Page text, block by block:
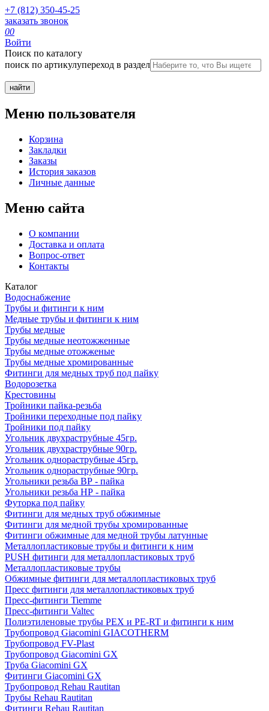
+7 (812) 350-45-25
заказать звонок
00
Войти
Поиск по каталогу
поиск по артикулупереход в раздел
Меню пользователя
Корзина
Закладки
Заказы
История заказов
Личные данные
Меню сайта
О компании
Доставка и оплата
Вопрос-ответ
Контакты
Каталог
Водоснабжение
Трубы и фитинги к ним
Медные трубы и фитинги к ним
Трубы медные
Трубы медные неотожженные
Трубы медные отожженые
Трубы медные хромированные
Фитинги для медных труб под пайку
Водорозетка
Крестовины
Тройники пайка-резьба
Тройники переходные под пайку
Тройники под пайку
Угольник двухраструбные 45гр.
Угольник двухраструбные 90гр.
Угольник однораструбные 45гр.
Угольник однораструбные 90гр.
Угольники резьба ВР - пайка
Угольники резьба НР - пайка
Футорка под пайку
Фитинги для медных труб обжимные
Фитинги для медной трубы хромированные
Фитинги обжимные для медной трубы латунные
Металлопластиковые трубы и фитинги к ним
PUSH фитинги для металлопластиковых труб
Металлопластиковые трубы
Обжимные фитинги для металлопластиковых труб
Пресс фитинги для металлопластиковых труб
Пресс-фитинги Tiemme
Пресс-фитинги Valtec
Полиэтиленовые трубы PEX и PE-RT и фитинги к ним
Трубопровод Giacomini GIACOTHERM
Трубопровод FV-Plast
Трубопровод Giacomini GX
Труба Giacomini GX
Фитинги Giacomini GX
Трубопровод Rehau Rautitan
Трубы Rehau Rautitan
Фитинги Rehau Rautitan